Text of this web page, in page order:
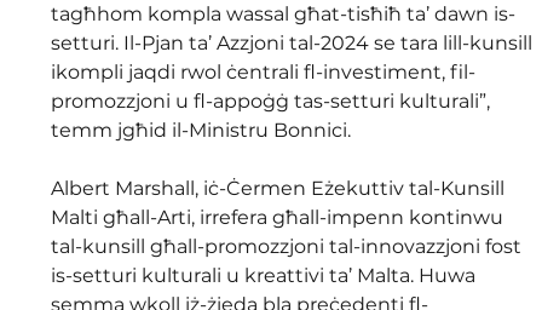
tagħhom kompla wassal għat-tisħiħ ta’ dawn is-
setturi. Il-Pjan ta’ Azzjoni tal-2024 se tara lill-kunsill
ikompli jaqdi rwol ċentrali fl-investiment, fil-
promozzjoni u fl-appoġġ tas-setturi kulturali”,
temm jgħid il-Ministru Bonnici.
Albert Marshall, iċ-Ċermen Eżekuttiv tal-Kunsill
Malti għall-Arti, irrefera għall-impenn kontinwu
tal-kunsill għall-promozzjoni tal-innovazzjoni fost
is-setturi kulturali u kreattivi ta’ Malta. Huwa
semma wkoll iż-żieda bla preċedenti fl-